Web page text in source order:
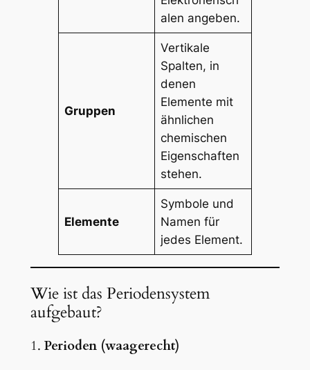
alen angeben.
Gruppen
Vertikale
Spalten, in
denen
Elemente mit
ähnlichen
chemischen
Eigenschaften
stehen.
Elemente
Symbole und
Namen für
jedes Element.
Wie ist das Periodensystem
aufgebaut?
1. Perioden (waagerecht)